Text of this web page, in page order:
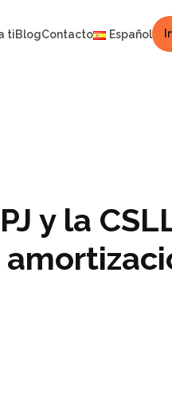
tiBlogContacto Español
y la